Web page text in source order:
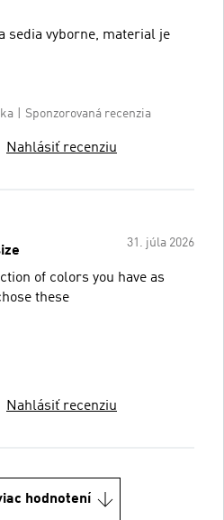
sedia vyborne, material je
Sponzorovaná recenzia
Nahlásiť recenziu
31. júla 2026
of colors you have as
these
Nahlásiť recenziu
hodnotení